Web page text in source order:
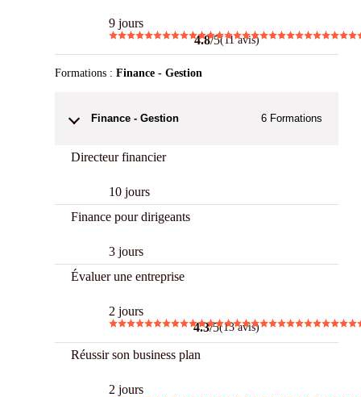
9 jours
4.8/5(11 avis)
Formations : Finance - Gestion
Finance - Gestion 6 Formations
Directeur financier
10 jours
Finance pour dirigeants
3 jours
Évaluer une entreprise
2 jours
4.3/5(13 avis)
Réussir son business plan
2 jours